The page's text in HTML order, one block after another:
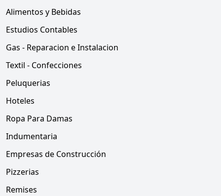
Alimentos y Bebidas
Estudios Contables
Gas - Reparacion e Instalacion
Textil - Confecciones
Peluquerias
Hoteles
Ropa Para Damas
Indumentaria
Empresas de Construcción
Pizzerias
Remises